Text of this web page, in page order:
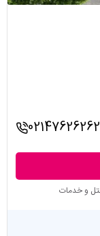
02147626262
و خدمات